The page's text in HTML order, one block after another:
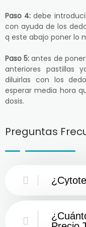
Paso 4: debe
con ayuda de los
q este abajo poner lo
Paso 5: antes de
anteriores pastillas
diluirlas con los
esperar media hora
dosis.
Preguntas